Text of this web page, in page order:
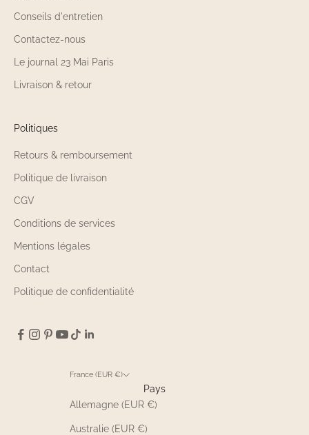
Conseils d'entretien
Contactez-nous
Le journal 23 Mai Paris
Livraison & retour
Politiques
Retours & remboursement
Politique de livraison
CGV
Conditions de services
Mentions légales
Contact
Politique de confidentialité
France (EUR €)
Pays
Allemagne (EUR €)
Australie (EUR €)